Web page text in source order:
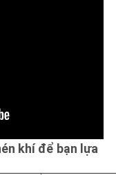
khí để bạn lựa